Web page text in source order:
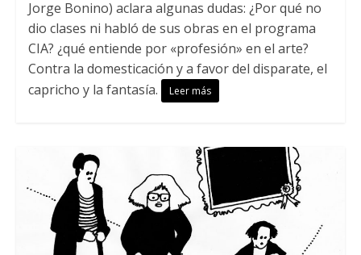
Jorge Bonino) aclara algunas dudas: ¿Por qué no
dio clases ni habló de sus obras en el programa
CIA? ¿qué entiende por «profesión» en el arte?
Contra la domesticación y a favor del disparate, el
capricho y la fantasía.
Leer más